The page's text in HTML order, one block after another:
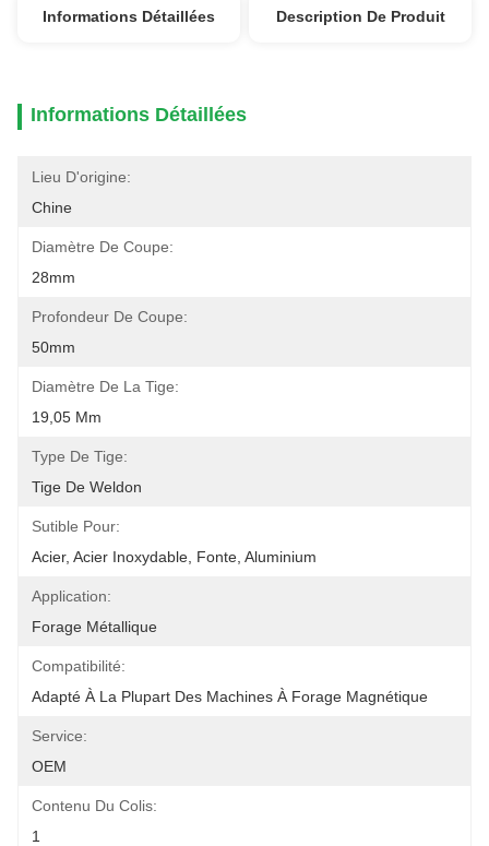
Informations Détaillées Description De Produit
Informations Détaillées
Lieu D'origine:
Chine
Diamètre De Coupe:
28mm
Profondeur De Coupe:
50mm
Diamètre De La Tige:
19,05 Mm
Type De Tige:
Tige De Weldon
Sutible Pour:
Acier, Acier Inoxydable, Fonte, Aluminium
Application:
Forage Métallique
Compatibilité:
Adapté À La Plupart Des Machines À Forage Magnétique
Service:
OEM
Contenu Du Colis:
1